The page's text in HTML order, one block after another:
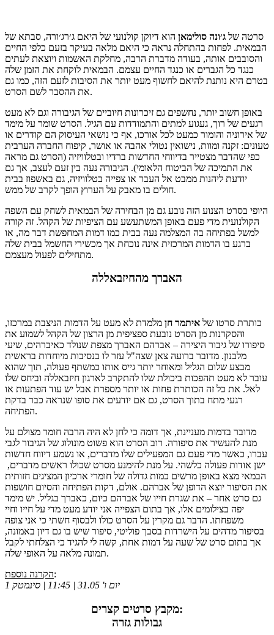
סרטה של ג׳ונה סולימאן הוא דיוקן קולנועי של היאם ג׳רג׳ורה, סבתא של
הבמאית. לפחות בהתחלה נראה כי היאם מלאה בעיקר בזעם כלפי החיים
והסובבים אותה, בעודה מדברת הרבה, מחלקת האשמות ויוצאת לעתים
כנגד כל הגברים או כנגד החיים עצמם. הבמאית לוקחת את הזמן שלה
בטרם היא נותנת להיאם לחשוף מעט יותר את הסיבות לזעם הזה, כמו גם
את ההסבר לשם הסרט.
באופן חשוב יותר, נחשפים גם זיכרונות חיוביים של הגיבורה וגם לא מעט
רגעים של רוך, געגוע למתים והתמודדות עם הגיל. הסרט שומר על מימד
של אירוניה והומור כמעט לכל אורכו, אף כי נושאי העיסוק הם קודרים או
טעונים: זקנה ומוות, נישואין נטולי אהבה או אושר, קיפוח החברה הערבית
כפי שהדבר מצטייר בדיווחי החדשות ברדיו ובטלוויזיה (הסרט גם מראה
את התמיכה של הביטוח הלאומי). הגיבורה נעה בין זעם לעצב, אך גם
יודעת ליהנות ממבט אל העבר או צפייה בטלוויזיה, גם באשפוז בבית
חולים בו מאבק על הערוץ הופך לקרב של ממש.
היופי בסרט הצנוע הזה נובע גם מן הבחירה של הבמאית לשחק עם השפה
הקולנועית מדי פעם באופן המשתעשע עם הציפיות של הקהל. זה קורה
למשל בפתיחה בה המצלמה נעה בבית כמו דמות המחפשת דבר מה, או
ברגע בו הדמות המרכזית אינה נוכחת אך מכשירי החשמל בבית שלה
מתחילים לפעול מעצמם.
האברך מהחיזבאללה
כותרת סרטו של איתמר חן מלמדת לא מעט על הדמות הניצבת במרכזו,
והסקרנות מן הסרט נובעת ספציפית מן הרצון של הקהל לשמוע את
סיפורו של גיבור היצירה – אברהם האברך מצפת שנולד כאיברהים, שיעי
מלבנון. מדובר ברועה צאן שצה"ל עזר לו בנסיבות מיוחדות בראשית
מבצע שלום הגליל ומאוחר יותר גייס אותו כמשתף פעולה, תוך שהוא
עובר לא מעט תהפכות ביכולת שלו להתקרב לארגון חיזבאללה וביחס שלו
לאל. את כל זה הכותרת פחות או יותר מספרת אבל יש עוד הפתעות או
רגעי מתח בתוך הסרט, גם אם יודעים את סופו שנראה כבר בדקת
הפתיחה.
מדובר בדמות מעניינת, אך דומה כי לחן לא היה הרבה חומר מצולם על
מנת להעשיר את סיפורה. רוב הסרט הוא פשוט מונולוג של הגיבור לגבי
עברו, כאשר מדי פעם גם המפעילים שלו מדברים, או נשמע דיווח חדשות
ישן אודות פעולה כלשהי. על מנת להימנע מסרט שכולו ראשים מדברים,
הבמאי מצא באופן מרשים כמות גדולה של חומרי ארכיון המציגים חזותית
את הסיפור יוצא הדופן של אברהם. אולם, דקות הפתיחה והסיום חושפות
גם סרט אחר – את שגרת חייו של אברהם כיום, כאברך בגליל. יש מימד
יפה בצילומים אלו, אך בתום הצפייה אני יודע מעט מדי על חייו וחיי
משפחתו. הדבר גם מקרין על הסרט כולו ולבסוף חשתי כי אני צופה
בסיפור מדהים על הישרדות בסבך פוליטי, סיפור שיש בו גם דיון באמונה,
אך בתום סרט של שעה על דמות אחת, קשה לי להגיד כי הצלחתי לקבל
תמונה מלאה על האופי שלה.
הקרנה נוספת:
יום ו' 31.05 | 11:45 | סינמטק 1
מקבץ סרטים קצרים:
גבולות גזרה